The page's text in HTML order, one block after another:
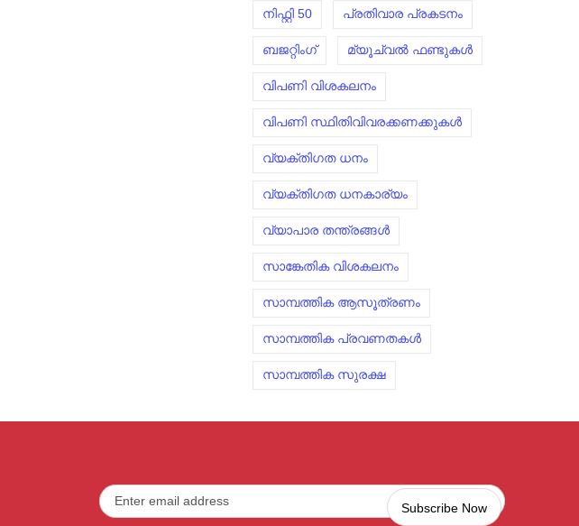
നിഫ്റ്റി 50 പ്രതിവാര പ്രകടനം
ബജറ്റിംഗ് മ്യൂച്വൽ ഫണ്ടുകൾ
വിപണി വിശകലനം
വിപണി സ്ഥിതിവിവരക്കണക്കുകൾ
വ്യക്തിഗത ധനം
വ്യക്തിഗത ധനകാര്യം
വ്യാപാര തന്ത്രങ്ങൾ
സാങ്കേതിക വിശകലനം
സാമ്പത്തിക ആസൂത്രണം
സാമ്പത്തിക പ്രവണതകൾ
സാമ്പത്തിക സുരക്ഷ